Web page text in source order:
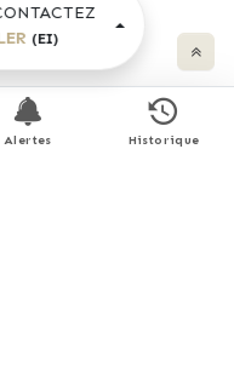
(EI)
Alertes Historique